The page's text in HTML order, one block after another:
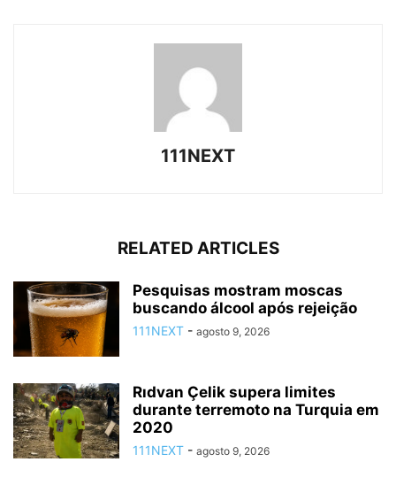
111NEXT
RELATED ARTICLES
Pesquisas mostram moscas
buscando álcool após rejeição
111NEXT - agosto 9, 2026
Rıdvan Çelik supera limites
durante terremoto na Turquia em
2020
111NEXT - agosto 9, 2026